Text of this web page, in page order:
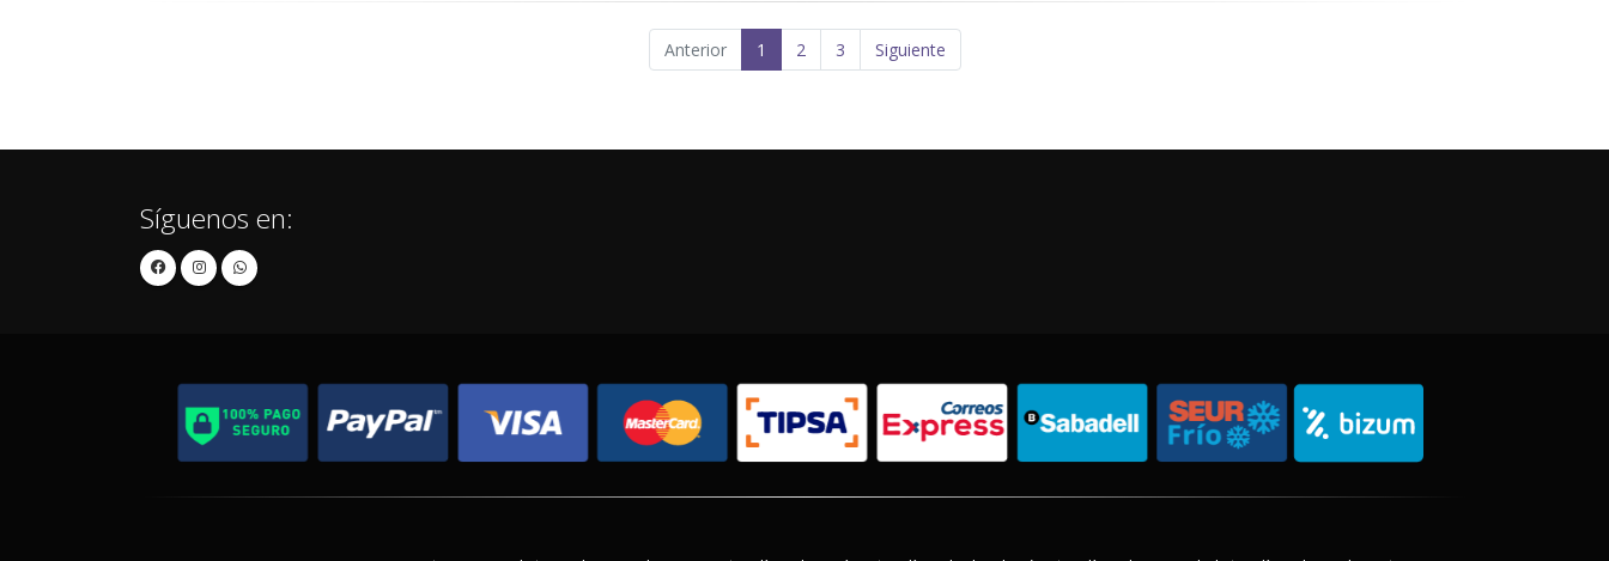
Anterior 1 2 3 Siguiente
Síguenos en: